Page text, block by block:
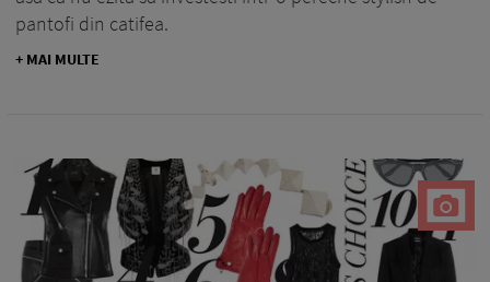
pantofi din catifea.
+ MAI MULTE